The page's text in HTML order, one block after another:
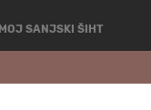
MOJ SANJSKI ŠIHT